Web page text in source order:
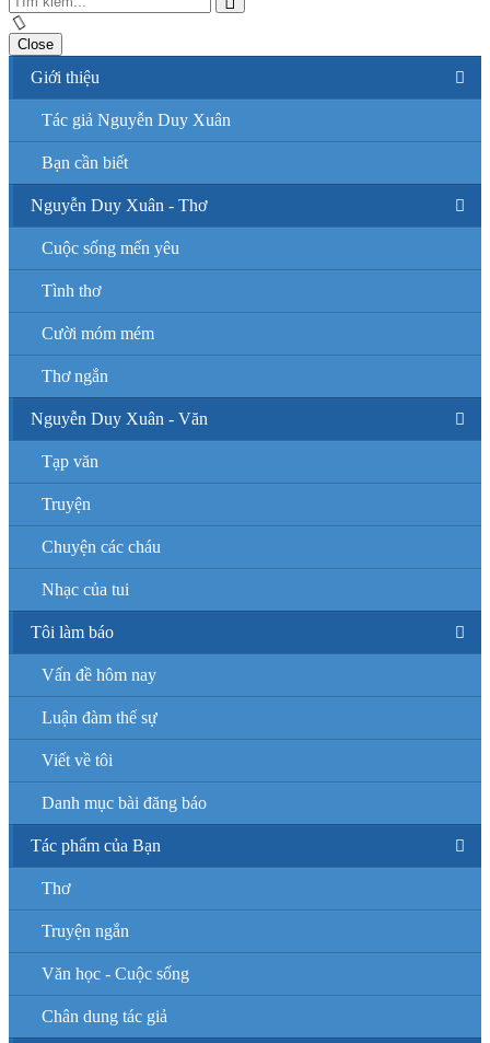
Close
Giới thiệu
Tác giả Nguyễn Duy Xuân
Bạn cần biết
Nguyễn Duy Xuân - Thơ
Cuộc sống mến yêu
Tình thơ
Cười móm mém
Thơ ngắn
Nguyễn Duy Xuân - Văn
Tạp văn
Truyện
Chuyện các cháu
Nhạc của tui
Tôi làm báo
Vấn đề hôm nay
Luận đàm thế sự
Viết về tôi
Danh mục bài đăng báo
Tác phẩm của Bạn
Thơ
Truyện ngắn
Văn học - Cuộc sống
Chân dung tác giả